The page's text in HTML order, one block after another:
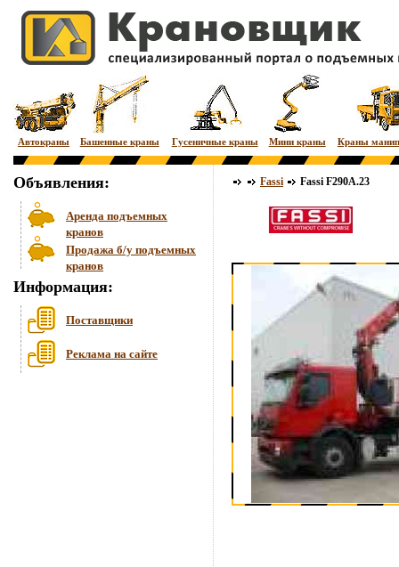
Автокраны Башенные краны Гусеничные краны Мини краны Краны
Объявления:
Аренда подъемных
кранов
Продажа б/у подъемных
кранов
Информация:
Поставщики
Реклама на сайте
Fassi Fassi F290A.23